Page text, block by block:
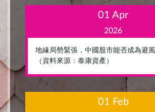
01 Apr
2026
地緣局勢緊張，中國股市能否成為避
（資料來源：泰康資產）
01 Feb